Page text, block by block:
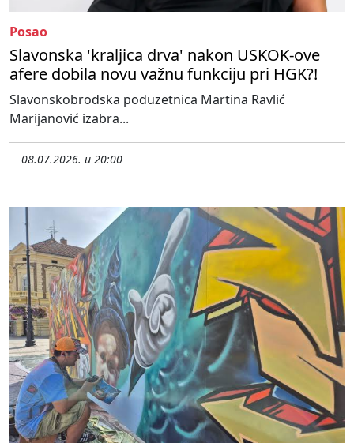
Posao
Slavonska 'kraljica drva' nakon USKOK-ove
afere dobila novu važnu funkciju pri HGK?!
Slavonskobrodska poduzetnica Martina Ravlić
Marijanović izabra...
08.07.2026. u 20:00